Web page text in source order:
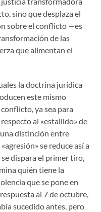
sino que desplaza el
sobre el conflicto —es
de las
que alimentan el
la doctrina jurídica
este mismo
ya sea para
al «estallido» de
distinción entre
se reduce así a
dispara el primer tiro,
quién tiene la
que se pone en
al 7 de octubre,
sucedido antes, pero